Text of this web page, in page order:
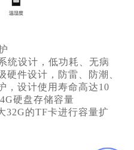
统设计，低功耗、无病
硬件设计，防雷、防潮、
，设计使用寿命高达10
硬盘存储容量
32G的TF卡进行容量扩